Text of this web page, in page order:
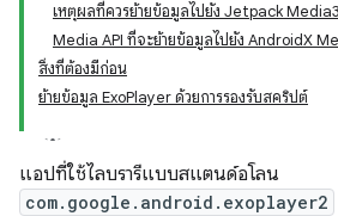
เหตุผลที่ควรย้ายข้อมูลไปยัง Jetpack Media3
Media API ที่จะย้ายข้อมูลไปยัง AndroidX
สิ่งที่ต้องมีก่อน
ย้ายข้อมูล ExoPlayer ด้วยการรองรับสคริปต์
แอปที่ใช้ไลบรารีแบบสแตนด์อโลน
com.google.android.exoplayer2